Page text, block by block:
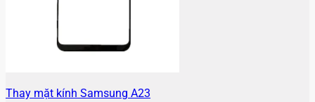
Thay mặt kính Samsung A23